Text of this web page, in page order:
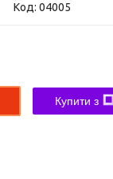
Код: 04005
Купити з